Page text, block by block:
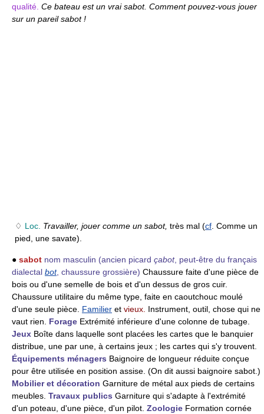
qualité. Ce bateau est un vrai sabot. Comment pouvez-vous jouer
sur un pareil sabot !
♢ Loc. Travailler, jouer comme un sabot, très mal (cf. Comme un
pied, une savate).
● sabot nom masculin (ancien picard çabot, peut-être du français
dialectal bot, chaussure grossière) Chaussure faite d'une pièce de
bois ou d'une semelle de bois et d'un dessus de gros cuir.
Chaussure utilitaire du même type, faite en caoutchouc moulé
d'une seule pièce. Familier et vieux. Instrument, outil, chose qui ne
vaut rien. Forage Extrémité inférieure d'une colonne de tubage.
Jeux Boîte dans laquelle sont placées les cartes que le banquier
distribue, une par une, à certains jeux ; les cartes qui s'y trouvent.
Équipements ménagers Baignoire de longueur réduite conçue
pour être utilisée en position assise. (On dit aussi baignoire sabot.)
Mobilier et décoration Garniture de métal aux pieds de certains
meubles. Travaux publics Garniture qui s'adapte à l'extrémité
d'un poteau, d'une pièce, d'un pilot. Zoologie Formation cornée